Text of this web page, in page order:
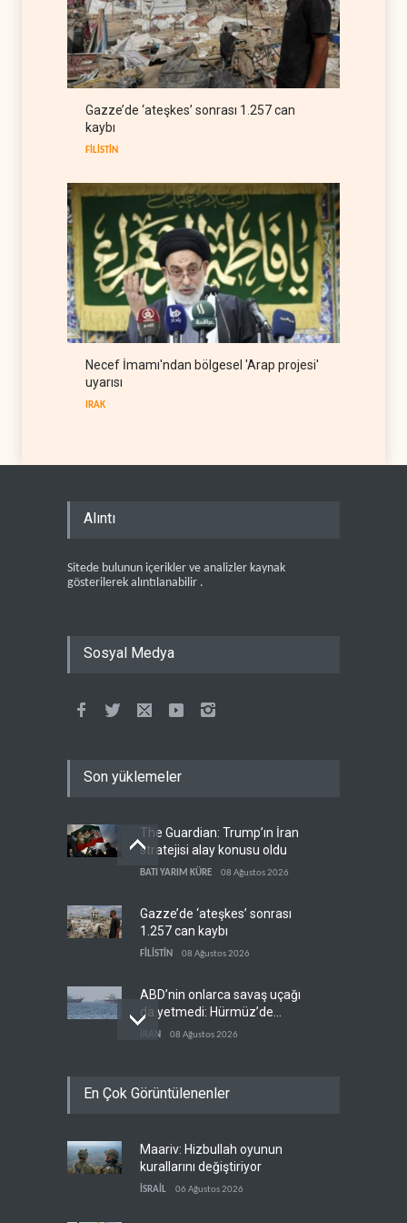
Bloomberg: Türkiye
Karadeniz'deki gemi trafiğini
kısıtlamaya başladı
TÜRKİYE 08 Ağustos 2026
Hava gücü Trump'ın
Gazze’de ‘ateşkes’ sonrası 1.257 can
kaybı
FİLİSTİN
Necef İmamı'ndan bölgesel 'Arap projesi'
uyarısı
IRAK
Alıntı
Sitede bulunun içerikler ve analizler kaynak
gösterilerek alıntılanabilir .
Sosyal Medya
Son yüklemeler
The Guardian: Trump’ın İran
stratejisi alay konusu oldu
BATI YARIM KÜRE 08 Ağustos 2026
Gazze’de ‘ateşkes’ sonrası
1.257 can kaybı
FİLİSTİN 08 Ağustos 2026
ABD’nin onlarca savaş uçağı
da yetmedi: Hürmüz’de
gemi vuruldu
İRAN 08 Ağustos 2026
'Arap projesi' uyarısı
Mossad’ın İran'a karşı Kürt
planı neden çöktü?
08 Ağustos 2026
En Çok Görüntülenenler
Maariv: Hizbullah oyunun
kurallarını değiştiriyor
İSRAİL 06 Ağustos 2026